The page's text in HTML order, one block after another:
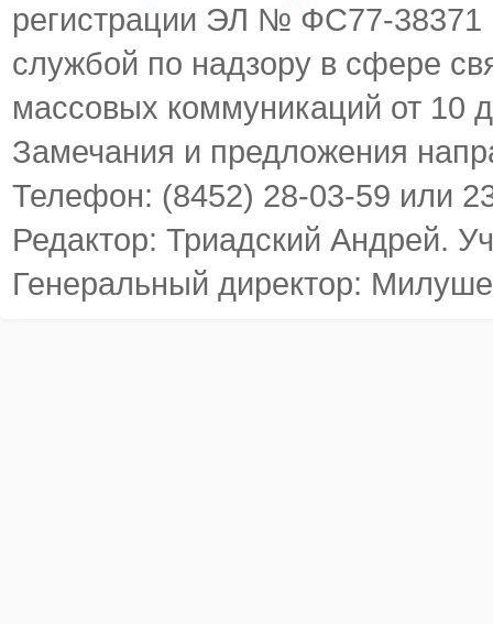
регистрации ЭЛ № ФС77-38371
службой по надзору в сфере
массовых коммуникаций от 10
Замечания и предложения
Телефон: (8452) 28-03-59 или
Редактор: Триадский Андрей.
Генеральный директор: